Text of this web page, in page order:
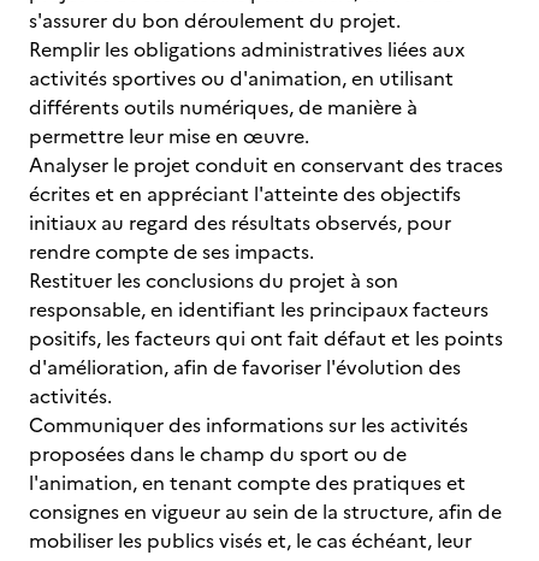
s'assurer du bon déroulement du projet.
Remplir les obligations administratives liées aux
activités sportives ou d'animation, en utilisant
différents outils numériques, de manière à
permettre leur mise en œuvre.
Analyser le projet conduit en conservant des traces
écrites et en appréciant l'atteinte des objectifs
initiaux au regard des résultats observés, pour
rendre compte de ses impacts.
Restituer les conclusions du projet à son
responsable, en identifiant les principaux facteurs
positifs, les facteurs qui ont fait défaut et les points
d'amélioration, afin de favoriser l'évolution des
activités.
Communiquer des informations sur les activités
proposées dans le champ du sport ou de
l'animation, en tenant compte des pratiques et
consignes en vigueur au sein de la structure, afin de
mobiliser les publics visés et, le cas échéant, leur